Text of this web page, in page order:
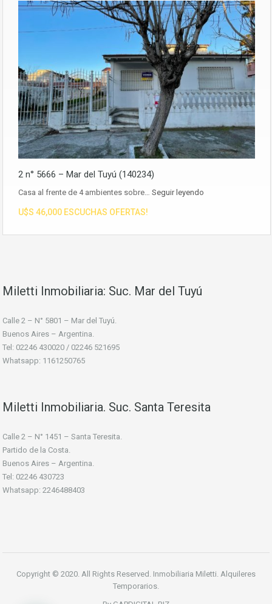
2 n° 5666 – Mar del Tuyú (140234)
Casa al frente de 4 ambientes sobre… Seguir leyendo
U$S 46,000 ESCUCHAS OFERTAS!
Miletti Inmobiliaria: Suc. Mar del Tuyú
Calle 2 – N° 5801 – Mar del Tuyú.
Buenos Aires – Argentina.
Tel: 02246 430020 / 02246 521695
Whatsapp: 1161250765
Miletti Inmobiliaria. Suc. Santa Teresita
Calle 2 – N° 1451 – Santa Teresita.
Partido de la Costa.
Buenos Aires – Argentina.
Tel: 02246 430723
Whatsapp: 2246488403
Copyright © 2020. All Rights Reserved. Inmobiliaria Miletti. Alquileres
Temporarios.